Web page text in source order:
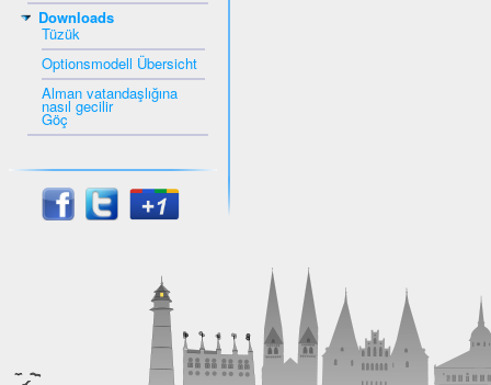
Downloads
Tüzük
Optionsmodell Übersicht
Alman vatandaşlığına
nasıl gecilir
Göç